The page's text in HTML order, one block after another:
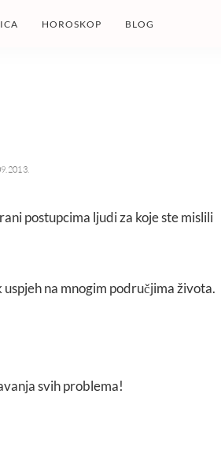
HOROSKOP BLOG
postupcima ljudi za koje ste mislili
na mnogim područjima života.
svih problema!